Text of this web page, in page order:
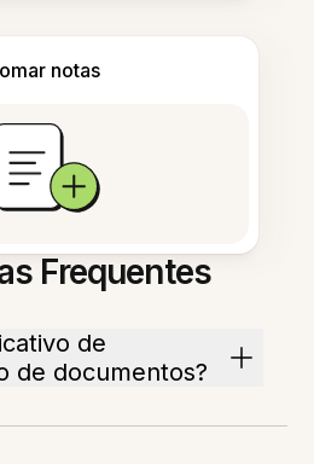
notas
Frequentes
de
de documentos?